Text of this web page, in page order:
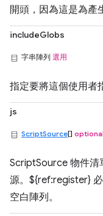
開頭，因為這是為產
includeGlobs
字串陣列 選用
指定要將這個使用者
js
ScriptSource[] optional
ScriptSource 物件清
源。${ref:register}
空白陣列。